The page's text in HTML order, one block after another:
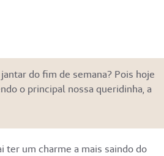
do fim de semana? Pois hoje
o principal nossa queridinha, a
ter um charme a mais saindo do